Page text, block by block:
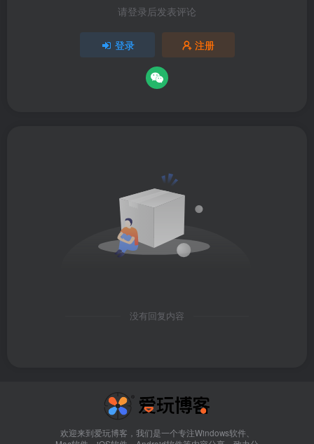
请登录后发表评论
登录 注册
没有回复内容
欢迎来到爱玩博客，我们是一个专注Windows软件、